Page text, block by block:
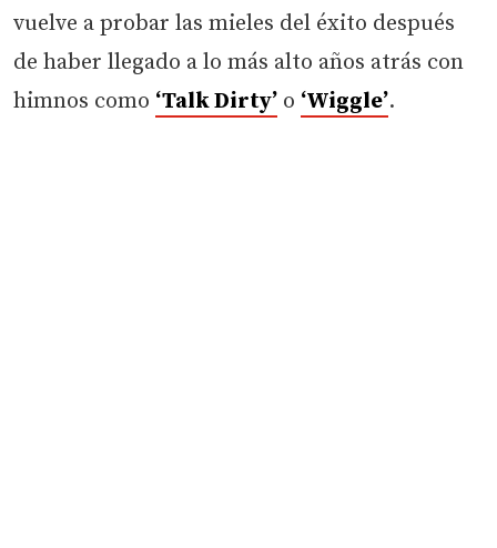
vuelve a probar las mieles del éxito después
de haber llegado a lo más alto años atrás con
himnos como ‘Talk Dirty’ o ‘Wiggle’.